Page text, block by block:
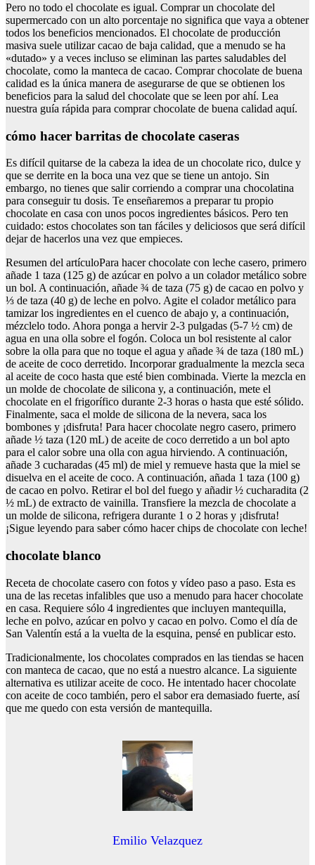
Pero no todo el chocolate es igual. Comprar un chocolate del
supermercado con un alto porcentaje no significa que vaya a obtener
todos los beneficios mencionados. El chocolate de producción
masiva suele utilizar cacao de baja calidad, que a menudo se ha
«dutado» y a veces incluso se eliminan las partes saludables del
chocolate, como la manteca de cacao. Comprar chocolate de buena
calidad es la única manera de asegurarse de que se obtienen los
beneficios para la salud del chocolate que se leen por ahí. Lea
nuestra guía rápida para comprar chocolate de buena calidad aquí.
cómo hacer barritas de chocolate caseras
Es difícil quitarse de la cabeza la idea de un chocolate rico, dulce y
que se derrite en la boca una vez que se tiene un antojo. Sin
embargo, no tienes que salir corriendo a comprar una chocolatina
para conseguir tu dosis. Te enseñaremos a preparar tu propio
chocolate en casa con unos pocos ingredientes básicos. Pero ten
cuidado: estos chocolates son tan fáciles y deliciosos que será difícil
dejar de hacerlos una vez que empieces.
Resumen del artículoPara hacer chocolate con leche casero, primero
añade 1 taza (125 g) de azúcar en polvo a un colador metálico sobre
un bol. A continuación, añade ¾ de taza (75 g) de cacao en polvo y
⅓ de taza (40 g) de leche en polvo. Agite el colador metálico para
tamizar los ingredientes en el cuenco de abajo y, a continuación,
mézclelo todo. Ahora ponga a hervir 2-3 pulgadas (5-7 ½ cm) de
agua en una olla sobre el fogón. Coloca un bol resistente al calor
sobre la olla para que no toque el agua y añade ¾ de taza (180 mL)
de aceite de coco derretido. Incorporar gradualmente la mezcla seca
al aceite de coco hasta que esté bien combinada. Vierte la mezcla en
un molde de chocolate de silicona y, a continuación, mete el
chocolate en el frigorífico durante 2-3 horas o hasta que esté sólido.
Finalmente, saca el molde de silicona de la nevera, saca los
bombones y ¡disfruta! Para hacer chocolate negro casero, primero
añade ½ taza (120 mL) de aceite de coco derretido a un bol apto
para el calor sobre una olla con agua hirviendo. A continuación,
añade 3 cucharadas (45 ml) de miel y remueve hasta que la miel se
disuelva en el aceite de coco. A continuación, añada 1 taza (100 g)
de cacao en polvo. Retirar el bol del fuego y añadir ½ cucharadita (2
½ mL) de extracto de vainilla. Transfiere la mezcla de chocolate a
un molde de silicona, refrigera durante 1 o 2 horas y ¡disfruta!
¡Sigue leyendo para saber cómo hacer chips de chocolate con leche!
chocolate blanco
Receta de chocolate casero con fotos y vídeo paso a paso. Esta es
una de las recetas infalibles que uso a menudo para hacer chocolate
en casa. Requiere sólo 4 ingredientes que incluyen mantequilla,
leche en polvo, azúcar en polvo y cacao en polvo. Como el día de
San Valentín está a la vuelta de la esquina, pensé en publicar esto.
Tradicionalmente, los chocolates comprados en las tiendas se hacen
con manteca de cacao, que no está a nuestro alcance. La siguiente
alternativa es utilizar aceite de coco. He intentado hacer chocolate
con aceite de coco también, pero el sabor era demasiado fuerte, así
que me quedo con esta versión de mantequilla.
Emilio Velazquez